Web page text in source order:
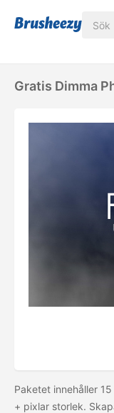
Gratis Dimma
Paketet innehåller
+ pixlar storlek.